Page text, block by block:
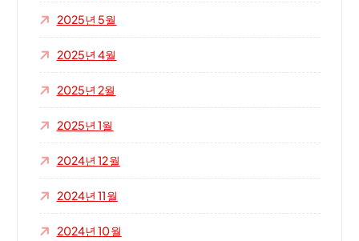
2025년 5월
2025년 4월
2025년 2월
2025년 1월
2024년 12월
2024년 11월
2024년 10월